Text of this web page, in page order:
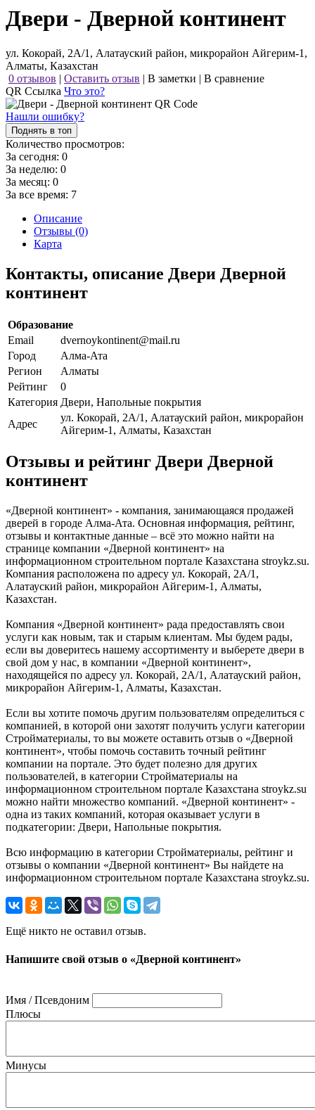
Двери - Дверной континент
ул. Кокорай, 2А/1, Алатауский район, микрорайон Айгерим-1,
Алматы, Казахстан
0 отзывов | Оставить отзыв | В заметки | В сравнение
QR Ссылка Что это?
Нашли ошибку?
Поднять в топ
Количество просмотров:
За сегодня: 0
За неделю: 0
За месяц: 0
За все время: 7
Описание
Отзывы (0)
Карта
Контакты, описание Двери Дверной
континент
Образование
Email
dvernoykontinent@mail.ru
Город
Алма-Ата
Регион
Алматы
Рейтинг
0
Категория Двери, Напольные покрытия
Адрес
ул. Кокорай, 2А/1, Алатауский район, микрорайон
Айгерим-1, Алматы, Казахстан
Отзывы и рейтинг Двери Дверной
континент
«Дверной континент» - компания, занимающаяся продажей
дверей в городе Алма-Ата. Основная информация, рейтинг,
отзывы и контактные данные – всё это можно найти на
странице компании «Дверной континент» на
информационном строительном портале Казахстана stroykz.su.
Компания расположена по адресу ул. Кокорай, 2А/1,
Алатауский район, микрорайон Айгерим-1, Алматы,
Казахстан.
Компания «Дверной континент» рада предоставлять свои
услуги как новым, так и старым клиентам. Мы будем рады,
если вы доверитесь нашему ассортименту и выберете двери в
свой дом у нас, в компании «Дверной континент»,
находящейся по адресу ул. Кокорай, 2А/1, Алатауский район,
микрорайон Айгерим-1, Алматы, Казахстан.
Если вы хотите помочь другим пользователям определиться с
компанией, в которой они захотят получить услуги категории
Стройматериалы, то вы можете оставить отзыв о «Дверной
континент», чтобы помочь составить точный рейтинг
компании на портале. Это будет полезно для других
пользователей, в категории Стройматериалы на
информационном строительном портале Казахстана stroykz.su
можно найти множество компаний. «Дверной континент» -
одна из таких компаний, которая оказывает услуги в
подкатегории: Двери, Напольные покрытия.
Всю информацию в категории Стройматериалы, рейтинг и
отзывы о компании «Дверной континент» Вы найдете на
информационном строительном портале Казахстана stroykz.su.
Ещё никто не оставил отзыв.
Напишите свой отзыв о «Дверной континент»
Имя / Псевдоним
Плюсы
Минусы